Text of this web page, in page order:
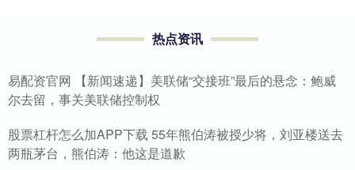
热点资讯
易配资官网 【新闻速递】美联储“交接班”最后的悬念：鲍威
尔去留，事关美联储控制权
股票杠杆怎么加APP下载 55年熊伯涛被授少将，刘亚楼送去
两瓶茅台，熊伯涛：他这是道歉